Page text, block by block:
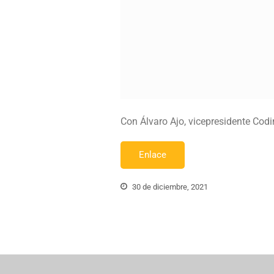
Con Álvaro Ajo, vicepresidente
Enlace
30 de diciembre, 2021